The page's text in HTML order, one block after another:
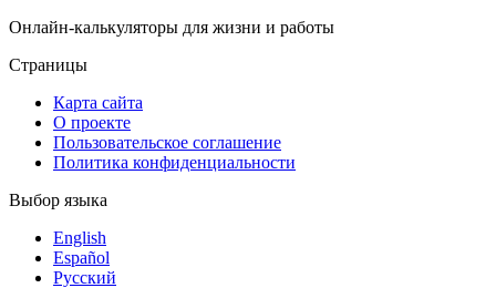
Онлайн-калькуляторы для жизни и работы
Страницы
Карта сайта
О проекте
Пользовательское соглашение
Политика конфиденциальности
Выбор языка
English
Español
Русский